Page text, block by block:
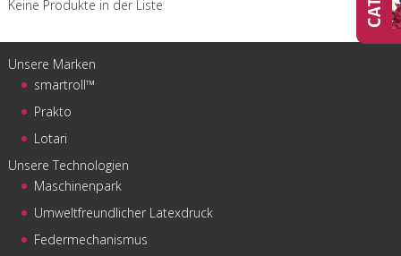
Keine Produkte in der Liste
Unsere Marken
smartroll™
Prakto
Lotari
Unsere Technologien
Maschinenpark
Umweltfreundlicher Latexdruck
Federmechanismus